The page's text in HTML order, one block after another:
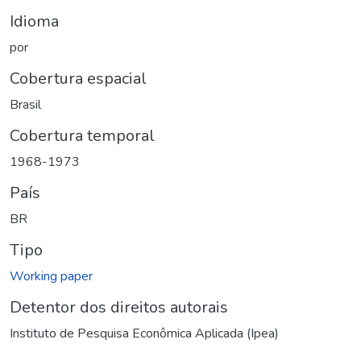
Idioma
por
Cobertura espacial
Brasil
Cobertura temporal
1968-1973
País
BR
Tipo
Working paper
Detentor dos direitos autorais
Instituto de Pesquisa Econômica Aplicada (Ipea)